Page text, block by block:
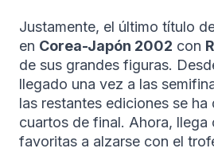
Justamente, el último título
en Corea-Japón 2002 con
de sus grandes figuras.
llegado una vez a las
las restantes ediciones se ha
cuartos de final. Ahora, llega
favoritas a alzarse con el